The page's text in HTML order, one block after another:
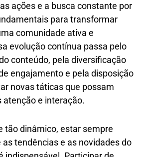
ações e a busca constante por
para transformar
comunidade ativa e
evolução contínua passa pelo
conteúdo, pela diversificação
engajamento e pela disposição
novas táticas que possam
atenção e interação.
tão dinâmico, estar sempre
tendências e as novidades do